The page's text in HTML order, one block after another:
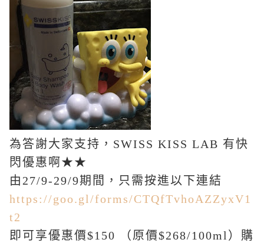
為答謝大家支持， SWISS KISS LAB 有快
閃優惠啊★★
由27/9-29/9期間，只需按進以下連結
https://goo.gl/forms/CTQfTvhoAZZyxV1
t2
即可享優惠價$150 （原價$268/100ml）購